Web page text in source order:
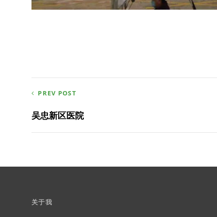
文
章
航
PREV POST
吴忠新区医院
关于我